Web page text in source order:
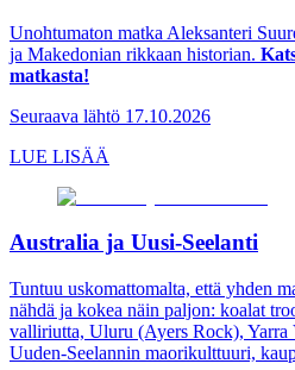
Unohtumaton matka Aleksanteri
ja Makedonian rikkaan historian.
matkasta!
Seuraava lähtö 17.10.2026
LUE LISÄÄ
Australia ja Uusi-Seelanti
Tuntuu uskomattomalta, että yhden
nähdä ja kokea näin paljon: koalat
valliriutta, Uluru (Ayers Rock), Yarra
Uuden-Seelannin maorikulttuuri,